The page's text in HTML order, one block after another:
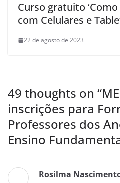
Curso gratuito
com Celulares e
22 de agosto de 2023
49 thoughts on “
inscrições para
Professores dos
Ensino
Rosilma